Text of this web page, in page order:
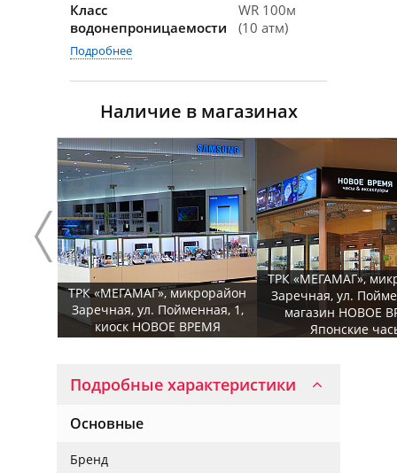
Класс
водонепроницаемости
WR 100м
(10 атм)
Подробнее
Наличие в магазинах
ТРК «МЕГАМАГ», микрорайон
Заречная, ул. Пойменная, 1,
киоск НОВОЕ ВРЕМЯ
ТРК «МЕГАМАГ»,
Заречная, ул.
магазин НОВОЕ
Японские
Подробные характеристики
Основные
Бренд